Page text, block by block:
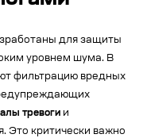
для защиты
уровнем шума. В
фильтрацию вредных
тревоги и
Это критически важно